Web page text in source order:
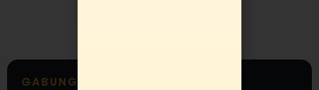
GABUNG RESELLER KAMI